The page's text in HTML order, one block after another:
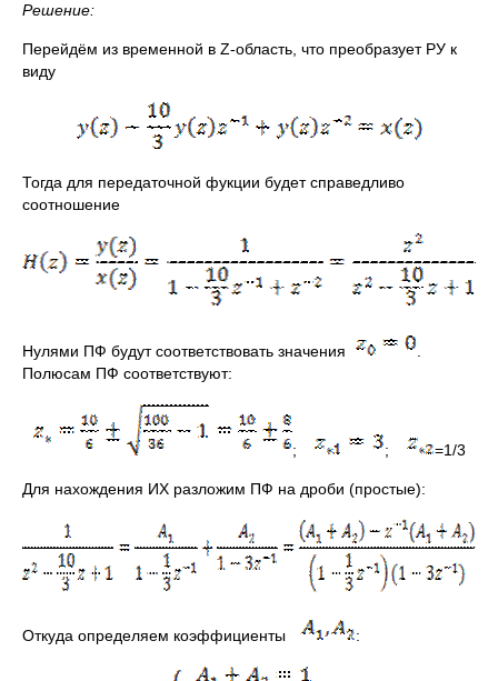
Решение:
Перейдём из временной в Z-область, что преобразует РУ к
виду
Тогда для передаточной фукции будет справедливо
соотношение
Нулями ПФ будут соответствовать значения
Полюсам ПФ соответствуют:
; ; =1/3
Для нахождения ИХ разложим ПФ на дроби (простые):
Откуда определяем коэффициенты :